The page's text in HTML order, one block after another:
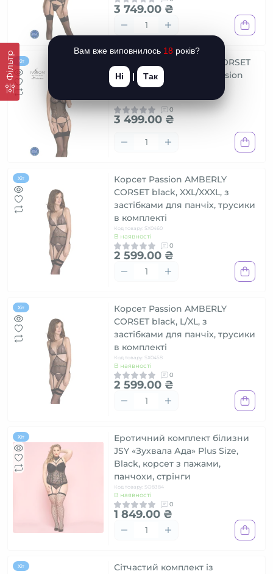
Фільтр
3 749.00 ₴
Хіт
Корсет Passion LEAFA CORSET
black XXL/XXXL - ECO Passion
Код товару: SX0505
0
3 499.00 ₴
Хіт
Корсет Passion AMBERLY
CORSET black, XXL/XXXL, з
застібками для панчіх, трусики
в комплекті
Код товару: SX0460
В наявності
0
2 599.00 ₴
Хіт
Корсет Passion AMBERLY
CORSET black, L/XL, з
застібками для панчіх, трусики
в комплекті
Код товару: SX0458
В наявності
0
2 599.00 ₴
Хіт
Еротичний комплект білизни
JSY «Зухвала Ада» Plus Size,
Black, корсет з пажами,
панчохи, стрінги
Код товару: SO8384
В наявності
0
1 849.00 ₴
Хіт
Сітчастий комплект із
Вам вже виповнилось 18 років?
Ні | Так